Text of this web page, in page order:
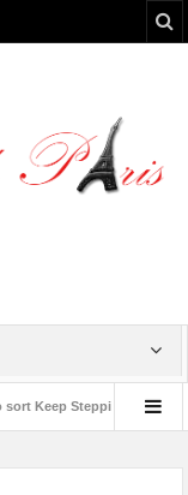
Keep Stepping, son